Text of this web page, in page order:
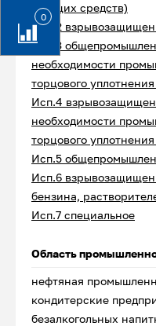
0
моющих средств)
Исп.2
Исп.3
необходимости
торцового
Исп.4
необходимости
торцового
Исп.5
Исп.6
бензина,
Исп.7 специальное
Область
нефтяная
кондитерские
безалкогольных